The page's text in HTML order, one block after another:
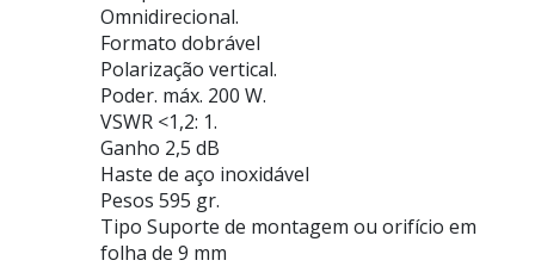
Omnidirecional.
Formato dobrável
Polarização vertical.
Poder. máx. 200 W.
VSWR <1,2: 1.
Ganho 2,5 dB
Haste de aço inoxidável
Pesos 595 gr.
Tipo Suporte de montagem ou orifício em
folha de 9 mm